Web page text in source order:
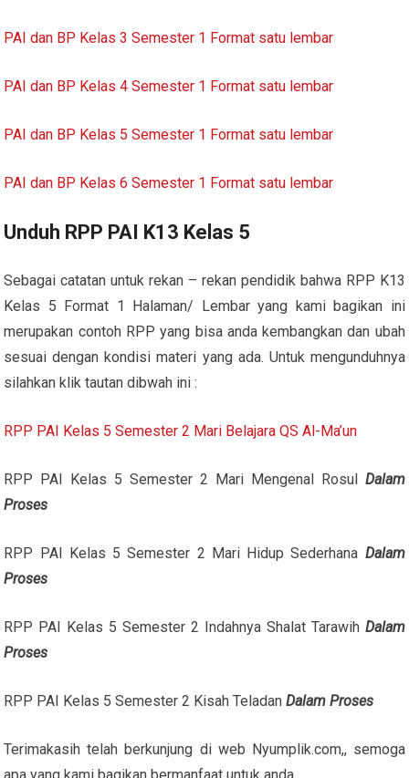
PAI dan BP Kelas 3 Semester 1 Format satu lembar
PAI dan BP Kelas 4 Semester 1 Format satu lembar
PAI dan BP Kelas 5 Semester 1 Format satu lembar
PAI dan BP Kelas 6 Semester 1 Format satu lembar
Unduh RPP PAI K13 Kelas 5
Sebagai catatan untuk rekan – rekan pendidik bahwa RPP K13
Kelas 5 Format 1 Halaman/ Lembar yang kami bagikan ini
merupakan contoh RPP yang bisa anda kembangkan dan ubah
sesuai dengan kondisi materi yang ada. Untuk mengunduhnya
silahkan klik tautan dibwah ini :
RPP PAI Kelas 5 Semester 2 Mari Belajara QS Al-Ma’un
RPP PAI Kelas 5 Semester 2 Mari Mengenal Rosul Dalam
Proses
RPP PAI Kelas 5 Semester 2 Mari Hidup Sederhana Dalam
Proses
RPP PAI Kelas 5 Semester 2 Indahnya Shalat Tarawih Dalam
Proses
RPP PAI Kelas 5 Semester 2 Kisah TeladanDalam Proses
Terimakasih telah berkunjung di web Nyumplik.com,, semoga